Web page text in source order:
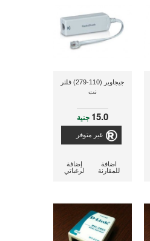
جيجاوير (110-279) فلتر
نت
15.0 جنية
غير متوفر
إضافة
لرغباتي
اضافة
للمقارنة